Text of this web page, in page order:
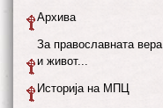
Архива
За православната вера
и живот...
Историја на МПЦ